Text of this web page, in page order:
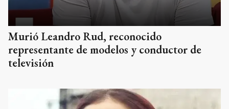
Murió Leandro Rud, reconocido
representante de modelos y conductor de
televisión